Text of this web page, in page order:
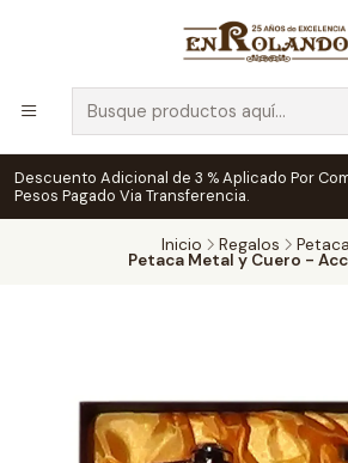
Descuento Adicional de 3 % Aplicado Por
Pesos Pagado Via Transferencia.
Inicio Regalos
Petaca Metal y Cuero -